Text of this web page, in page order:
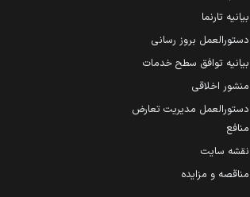
بیانیه تارنما
دستورالعمل بروز رسانی
بیانیه توافق سطح خدمات
منشور اخلاقی
دستورالعمل مدیریت تعارض
منافع
نقشه سایت
مناقصه و مزایده